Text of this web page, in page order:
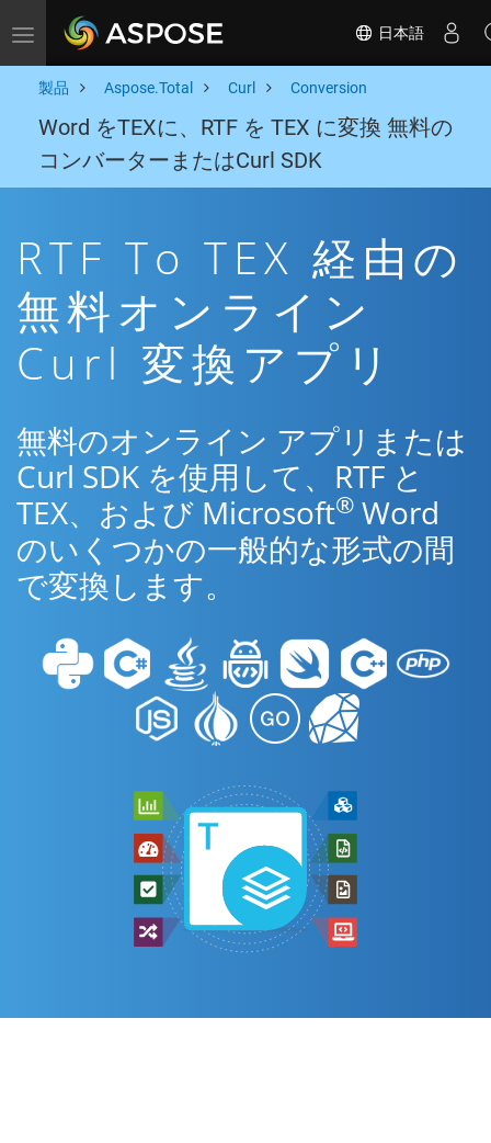
Toggle navigation 日本語
製品 Aspose.Total Curl Conversion
Word をTEXに、RTF を TEX に変換 無料の
コンバーターまたはCurl SDK
RTF To TEX 経由の
無料オンライン
Curl 変換アプリ
無料のオンライン アプリまたは
Curl SDK を使用して、RTF と
TEX、および Microsoft® Word
のいくつかの一般的な形式の間
で変換します。